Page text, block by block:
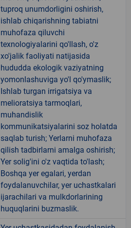
tuproq unumdorligini oshirish,
ishlab chiqarishning tabiatni
muhofaza qiluvchi
texnologiyalarini qo'llash, o'z
xo'jalik faoliyati natijasida
hududda ekologik vaziyatning
yomonlashuviga yo'l qo'ymaslik;
Ishlab turgan irrigatsiya va
melioratsiya tarmoqlari,
muhandislik
kommunikatsiyalarini soz holatda
saqlab turish; Yerlarni muhofaza
qilish tadbirlarni amalga oshirish;
Yer solig'ini o'z vaqtida to'lash;
Boshqa yer egalari, yerdan
foydalanuvchilar, yer uchastkalari
ijarachilari va mulkdorlarining
huquqlarini buzmaslik.